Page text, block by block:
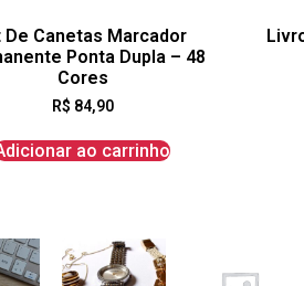
De Canetas Marcador
Ponta Dupla – 48
Cores
R$ 84,90
ao carrinho